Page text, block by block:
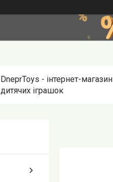
DneprToys - інтернет-магазин
дитячих іграшок